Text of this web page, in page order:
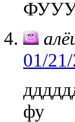
01/
фу